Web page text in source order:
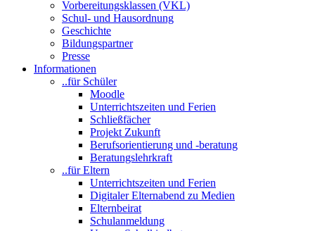
Vorbereitungsklassen (VKL)
Schul- und Hausordnung
Geschichte
Bildungspartner
Presse
Informationen
..für Schüler
Moodle
Unterrichtszeiten und Ferien
Schließfächer
Projekt Zukunft
Berufsorientierung und -beratung
Beratungslehrkraft
..für Eltern
Unterrichtszeiten und Ferien
Digitaler Elternabend zu Medien
Elternbeirat
Schulanmeldung